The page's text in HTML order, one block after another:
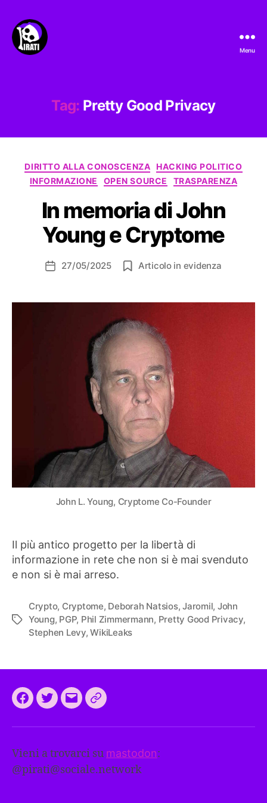
Menu
Tag: Pretty Good Privacy
Categorie
DIRITTO ALLA CONOSCENZA
HACKING POLITICO
INFORMAZIONE
OPEN SOURCE TRASPARENZA
In memoria di John
Young e Cryptome
Data27/05/2025 Articolo in evidenza
John L. Young, Cryptome Co-Founder
Il più antico progetto per la libertà di
informazione in rete che non si è mai svenduto
e non si è mai arreso.
Tag
Crypto, Cryptome, Deborah Natsios,Jaromil, John
Young, PGP, Phil Zimmermann, Pretty Good Privacy,
Stephen Levy,WikiLeaks
Facebook
TwitterEmailCEEP
programma
comune
Vieni a trovarci su mastodon:
@pirati@sociale.network